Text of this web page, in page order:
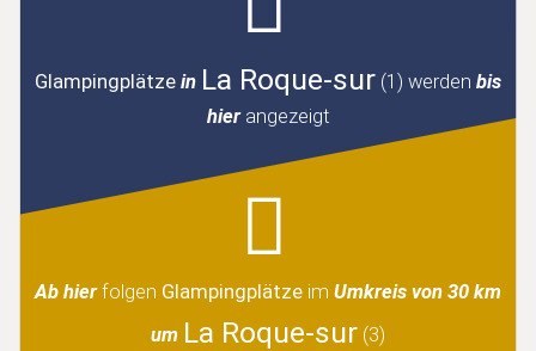
Glampingplätze in La Roque-sur (1) werden bis
hierangezeigt
Ab hierfolgen Glampingplätze im Umkreis von 30 km
um La Roque-sur (3)